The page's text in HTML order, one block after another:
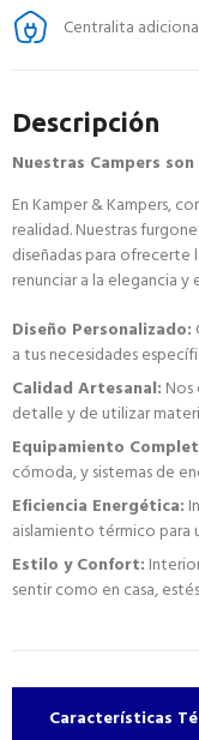
Centralita
Descripción
Nuestras Campers
En Kamper & Kampers,
realidad. Nuestras
diseñadas para ofrecerte
renunciar a la elegancia y
Diseño Personalizado:
a tus necesidades
Calidad Artesanal:
detalle y de utilizar
Equipamiento
cómoda, y sistemas de
Eficiencia Energética:
aislamiento térmico
Estilo y Confort:
sentir como en casa,
Características